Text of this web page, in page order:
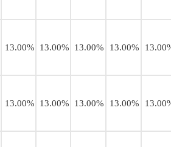
13.00% 13.00% 13.00% 13.00%
13.00% 13.00% 13.00% 13.00%